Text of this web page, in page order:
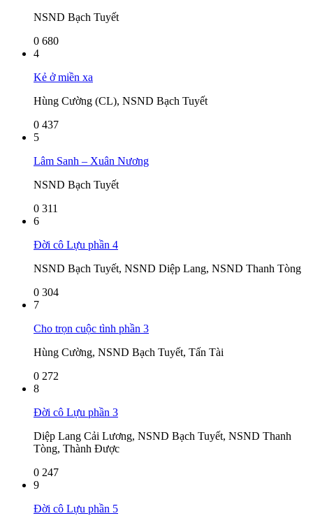
NSND Bạch Tuyết
0 680
4
Kẻ ở miền xa
Hùng Cường (CL), NSND Bạch Tuyết
0 437
5
Lâm Sanh – Xuân Nương
NSND Bạch Tuyết
0 311
6
Đời cô Lựu phần 4
NSND Bạch Tuyết, NSND Diệp Lang, NSND Thanh Tòng
0 304
7
Cho trọn cuộc tình phần 3
Hùng Cường, NSND Bạch Tuyết, Tấn Tài
0 272
8
Đời cô Lựu phần 3
Diệp Lang Cải Lương, NSND Bạch Tuyết, NSND Thanh
Tòng, Thành Được
0 247
9
Đời cô Lựu phần 5